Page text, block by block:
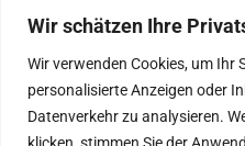
Wir schätzen Ihre
Wir verwenden Cookies, um Ihr
personalisierte Anzeigen oder
Datenverkehr zu analysieren.
Werken Zukunft